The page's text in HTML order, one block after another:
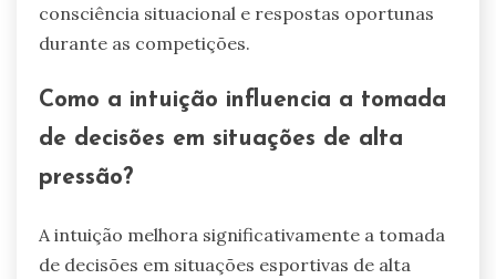
consciência situacional e respostas oportunas
durante as competições.
Como a intuição influencia a tomada
de decisões em situações de alta
pressão?
A intuição melhora significativamente a tomada
de decisões em situações esportivas de alta